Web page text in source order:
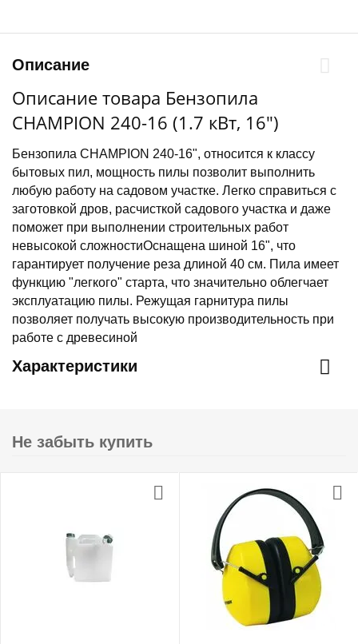
Описание
Описание товара Бензопила
CHAMPION 240-16 (1.7 кВт, 16")
Бензопила CHAMPION 240-16", относится к классу
бытовых пил, мощность пилы позволит выполнить
любую работу на садовом участке. Легко справиться с
заготовкой дров, расчисткой садового участка и даже
поможет при выполнении строительных работ
невысокой сложностиОснащена шиной 16", что
гарантирует получение реза длиной 40 см. Пила имеет
функцию "легкого" старта, что значительно облегчает
эксплуатацию пилы. Режущая гарнитура пилы
позволяет получать высокую производительность при
работе с древесиной
Характеристики
Не забыть купить